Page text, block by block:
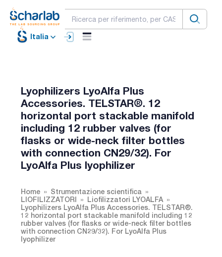
Italia
Lyophilizers LyoAlfa Plus
Accessories. TELSTAR®. 12
horizontal port stackable manifold
including 12 rubber valves (for
flasks or wide-neck filter bottles
with connection CN29/32). For
LyoAlfa Plus lyophilizer
Home
Strumentazione scientifica
LIOFILIZZATORI
Liofilizzatori LYOALFA
Lyophilizers LyoAlfa Plus Accessories. TELSTAR®.
12 horizontal port stackable manifold including 12
rubber valves (for flasks or wide-neck filter bottles
with connection CN29/32). For LyoAlfa Plus
lyophilizer